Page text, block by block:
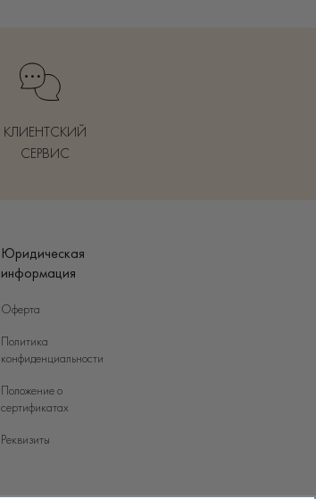
КЛИЕНТСКИЙ
СЕРВИС
Юридическая
информация
Оферта
Политика
конфиденциальности
Положение о
сертификатах
Реквизиты